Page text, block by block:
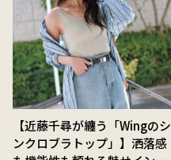
【近藤千尋が纏う「Wingのシ
ンクロブラトップ」】洒落感